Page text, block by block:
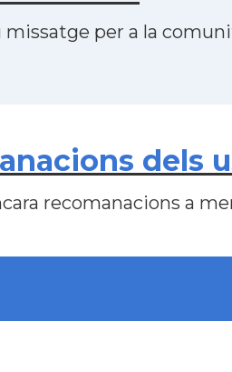
missatge per a la
dels
recomanacions a